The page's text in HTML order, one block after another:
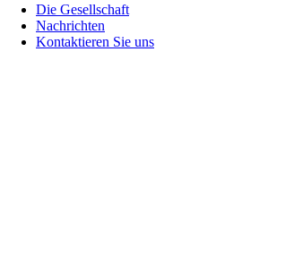
Die Gesellschaft
Nachrichten
Kontaktieren Sie uns